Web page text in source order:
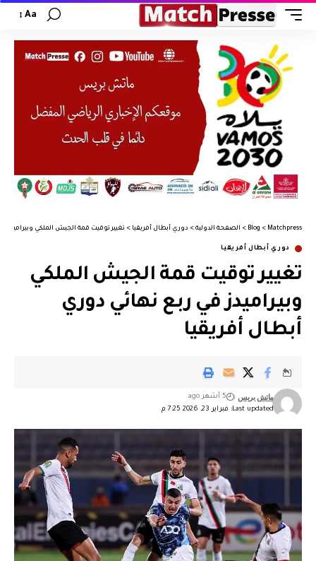
Aa
Matchpress
>
Blog
> الصفحة الدولية > دوري أبطال أفريقيا > تغيير توقيت قمة الجيش الملكي وبيراميدز
دوري أبطال أفريقيا
تغيير توقيت قمة الجيش الملكي
وبيراميدز في ربع نهائي دوري
أبطال أفريقيا
Last updated: فبراير 23, 2026 7:25 م
ماتش بريس 5 أشهر ago